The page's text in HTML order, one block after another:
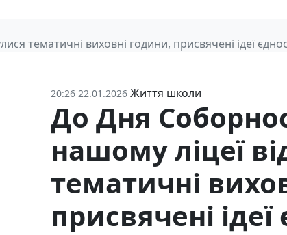
тематичні виховні години, присвячені ідеї
20:26 22.01.2026 Життя школи
До Дня
нашому ліцеї
тематичні
присвячені ідеї